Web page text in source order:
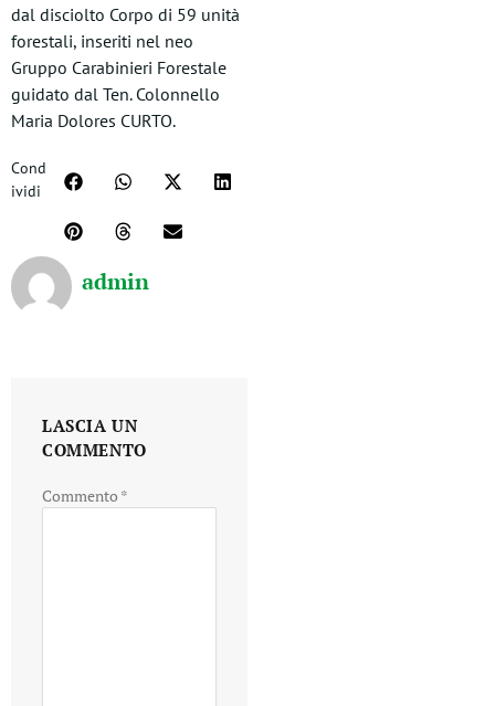
dal disciolto Corpo di 59 unità
forestali, inseriti nel neo
Gruppo Carabinieri Forestale
guidato dal Ten. Colonnello
Maria Dolores CURTO.
Cond
ividi
admin
LASCIA UN
COMMENTO
Commento *